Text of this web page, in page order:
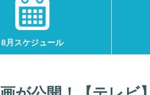
8月スケジュール